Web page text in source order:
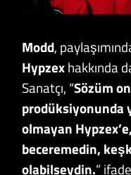
Modd,
Hypzexhakkında
Sanatçı, “Sözüm
prodüksiyonunda
olmayan
beceremedin,
olabilseydin.”